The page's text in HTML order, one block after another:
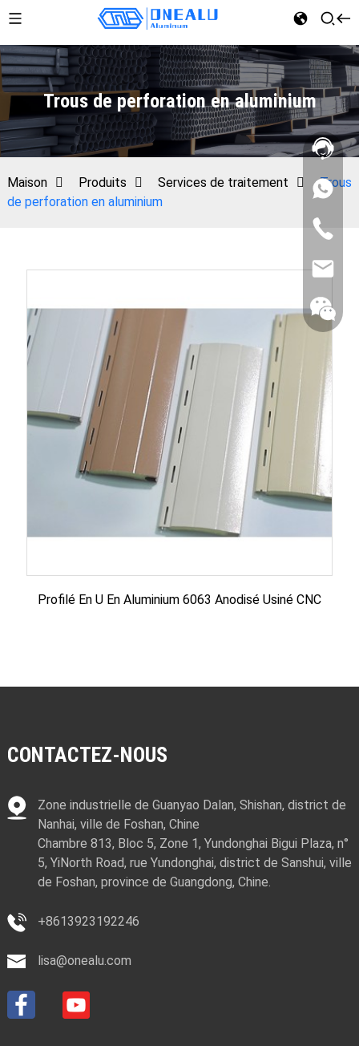
Trous de perforation en aluminium
Maison Produits Services de traitement
Trous
de perforation en aluminium
Profilé En U En Aluminium 6063 Anodisé Usiné CNC
CONTACTEZ-NOUS
Zone industrielle de Guanyao Dalan, Shishan, district de
Nanhai, ville de Foshan, Chine
Chambre 813, Bloc 5, Zone 1, Yundonghai Bigui Plaza, n°
5, YiNorth Road, rue Yundonghai, district de Sanshui, ville
de Foshan, province de Guangdong, Chine.
+8613923192246
lisa@onealu.com